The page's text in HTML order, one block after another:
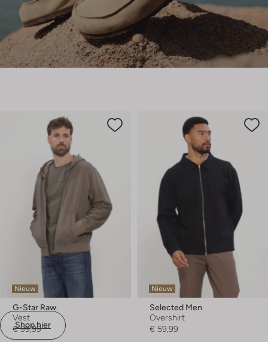
Shop hier
Nieuw
G-Star Raw
Vest
€ 99,99
Nieuw
Selected Men
Overshirt
€ 59,99